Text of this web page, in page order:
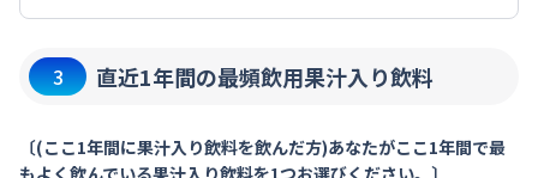
3 直近1年間の最頻飲用果汁入り飲料
〔(ここ1年間に果汁入り飲料を飲んだ方)あなたがここ1年間で最